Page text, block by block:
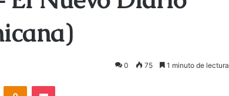
0 75 1 minuto de lectura